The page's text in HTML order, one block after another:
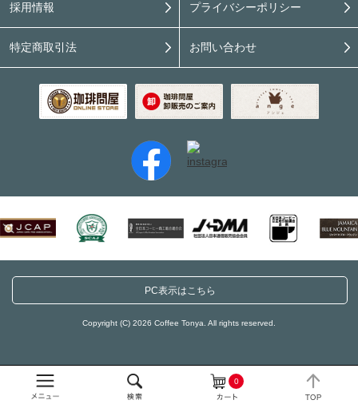
0
採用情報 プライバシーポリシー
特定商取引法 お問い合わせ
PC表示はこちら
Copyright (C) 2026 Coffee Tonya. All rights reserved.